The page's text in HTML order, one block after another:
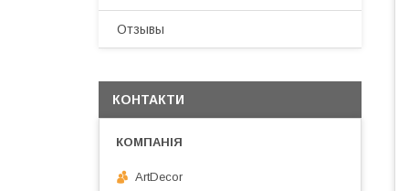
Отзывы
КОНТАКТИ
ArtDecor